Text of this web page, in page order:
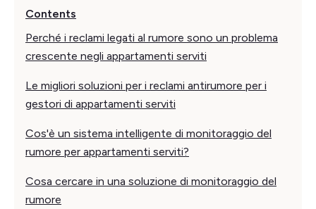
Contents
Perché i reclami legati al rumore sono un problema
crescente negli appartamenti serviti
Le migliori soluzioni per i reclami antirumore per i
gestori di appartamenti serviti
Cos'è un sistema intelligente di monitoraggio del
rumore per appartamenti serviti?
Cosa cercare in una soluzione di monitoraggio del
rumore